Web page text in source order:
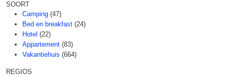
SOORT
Camping (47)
Bed en breakfast (24)
Hotel (22)
Appartement (83)
Vakantiehuis (664)
REGIOS